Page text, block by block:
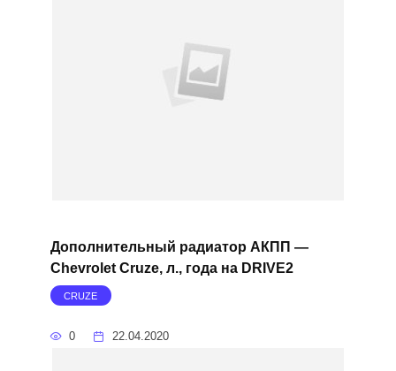
Дополнительный радиатор АКПП —
Chevrolet Cruze, л., года на DRIVE2
CRUZE
0 22.04.2020